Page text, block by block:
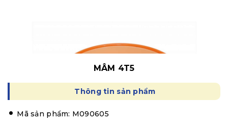
MÂM 4T5
Thông tin sản phẩm
Mã sản phẩm: M090605